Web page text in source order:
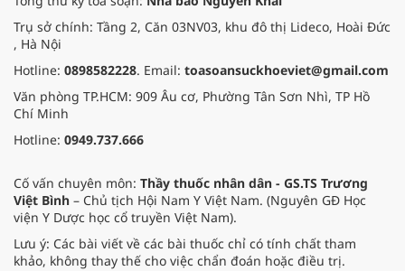
Trụ sở chính: Tầng 2, Căn 03NV03, khu đô thị Lideco, Hoài Đức
, Hà Nội
Hotline: 0898582228. Email: toasoansuckhoeviet@gmail.com
Văn phòng TP.HCM: 909 Âu cơ, Phường Tân Sơn Nhì, TP Hồ
Chí Minh
Hotline: 0949.737.666
Cố vấn chuyên môn: Thầy thuốc nhân dân - GS.TS Trương
Việt Bình – Chủ tịch Hội Nam Y Việt Nam. (Nguyên GĐ Học
viện Y Dược học cổ truyền Việt Nam).
Lưu ý: Các bài viết về các bài thuốc chỉ có tính chất tham
khảo, không thay thế cho việc chẩn đoán hoặc điều trị.